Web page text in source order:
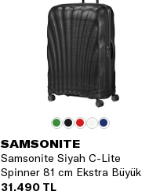
SAMSONITE
Samsonite Siyah C-Lite
Spinner 81 cm Ekstra Büyük
Boy Valiz
31.490 TL